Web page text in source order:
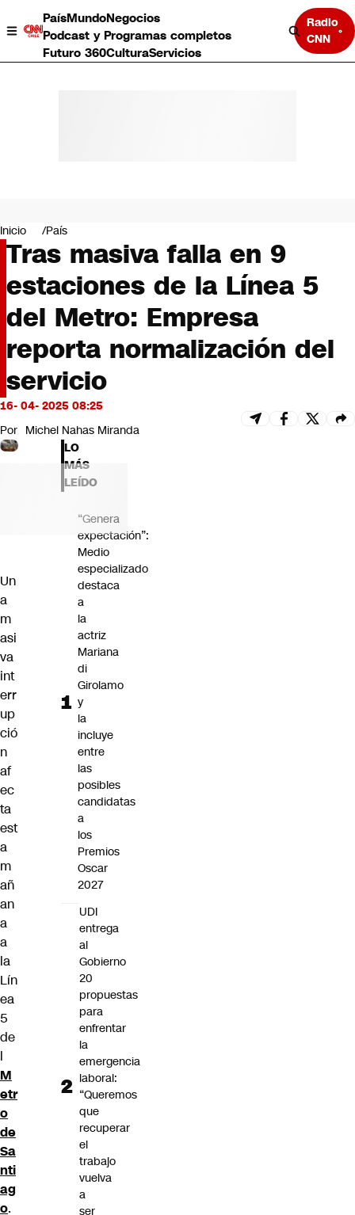
PaísMundoNegocios
Podcast y Programas completos
Futuro 360CulturaServicios
Radio
CNN
Negocios
Deportes
Programas completos
Cultura
Servicios
Bits
CNN tiempo
Futuro 360
Opinión
Inicio País
Tras masiva falla en 9
estaciones de la Línea 5
del Metro: Empresa
reporta normalización del
servicio
16- 04- 2025 08:25
Por Michel Nahas Miranda
Un
a
m
asi
va
int
err
up
ció
n
af
ec
ta
est
a
m
añ
an
a
a
la
Lín
ea
5
de
l
M
etr
o
de
Sa
nti
ag
o.
LO
MÁS
LEÍDO
“Genera
expectación”:
Medio
especializado
destaca
a
la
actriz
Mariana
di
Girolamo
y
la
incluye
entre
las
posibles
candidatas
a
los
Premios
Oscar
2027
UDI
entrega
al
Gobierno
20
propuestas
para
enfrentar
la
emergencia
laboral:
“Queremos
que
recuperar
el
trabajo
vuelva
a
ser